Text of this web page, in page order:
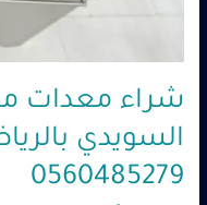
شراء معدات
السويدي
0560485279